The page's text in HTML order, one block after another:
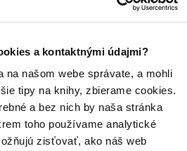
a kontaktnými údajmi?
na našom webe správate, a mohli
tipy na knihy, zbierame cookies.
a bez nich by naša stránka
toho používame analytické
zisťovať, ako náš web
titulov)pre chlapcov219
titulov)pre náročných72
(49 titulov) pre začínajúcich
titulov) pre najmenších43
pre študentov
pre rebelky
pre žiakov11